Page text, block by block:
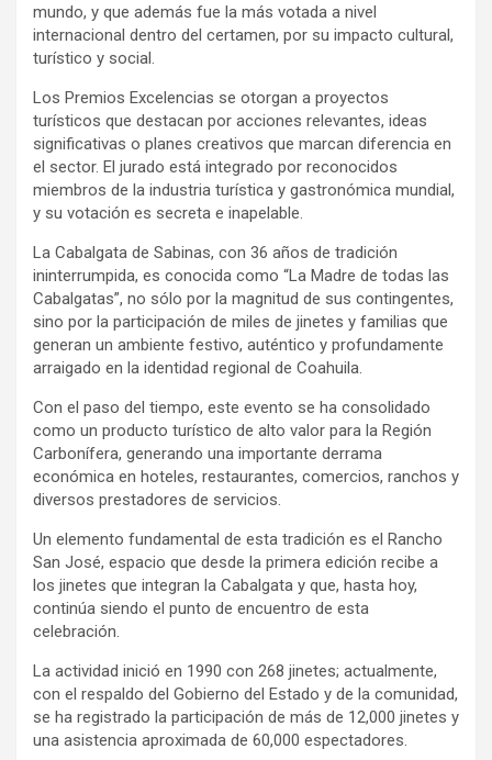
mundo, y que además fue la más votada a nivel
internacional dentro del certamen, por su impacto cultural,
turístico y social.
Los Premios Excelencias se otorgan a proyectos
turísticos que destacan por acciones relevantes, ideas
significativas o planes creativos que marcan diferencia en
el sector. El jurado está integrado por reconocidos
miembros de la industria turística y gastronómica mundial,
y su votación es secreta e inapelable.
La Cabalgata de Sabinas, con 36 años de tradición
ininterrumpida, es conocida como “La Madre de todas las
Cabalgatas”, no sólo por la magnitud de sus contingentes,
sino por la participación de miles de jinetes y familias que
generan un ambiente festivo, auténtico y profundamente
arraigado en la identidad regional de Coahuila.
Con el paso del tiempo, este evento se ha consolidado
como un producto turístico de alto valor para la Región
Carbonífera, generando una importante derrama
económica en hoteles, restaurantes, comercios, ranchos y
diversos prestadores de servicios.
Un elemento fundamental de esta tradición es el Rancho
San José, espacio que desde la primera edición recibe a
los jinetes que integran la Cabalgata y que, hasta hoy,
continúa siendo el punto de encuentro de esta
celebración.
La actividad inició en 1990 con 268 jinetes; actualmente,
con el respaldo del Gobierno del Estado y de la comunidad,
se ha registrado la participación de más de 12,000 jinetes y
una asistencia aproximada de 60,000 espectadores.